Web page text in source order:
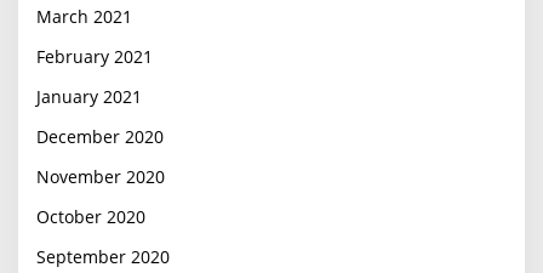
March 2021
February 2021
January 2021
December 2020
November 2020
October 2020
September 2020